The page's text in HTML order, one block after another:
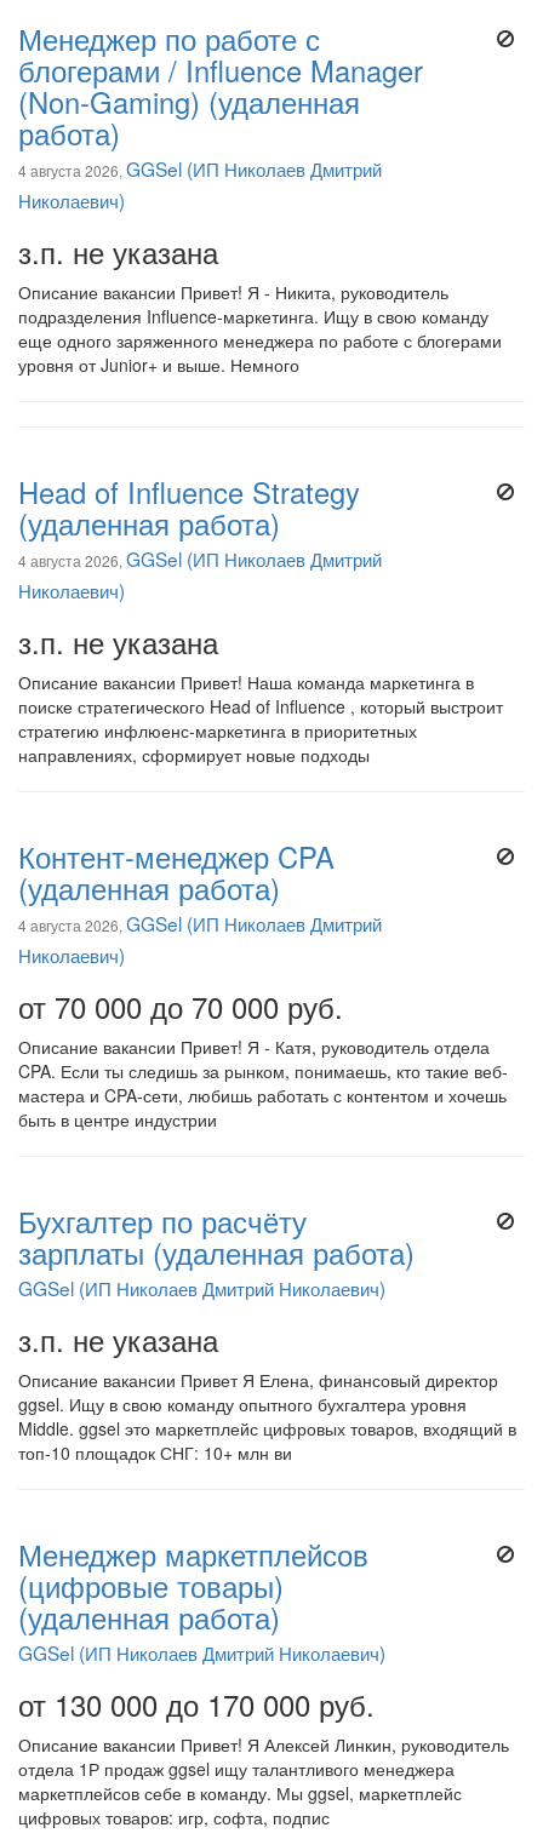
Менеджер по работе с
блогерами / Influence Manager
(Non-Gaming) (удаленная
работа)
4 августа 2026, GGSel (ИП Николаев Дмитрий
Николаевич)
з.п. не указана
Описание вакансии Привет! Я - Никита, руководитель
подразделения Influence-маркетинга. Ищу в свою команду
еще одного заряженного менеджера по работе с блогерами
уровня от Junior+ и выше. Немного
Head of Influence Strategy
(удаленная работа)
4 августа 2026, GGSel (ИП Николаев Дмитрий
Николаевич)
з.п. не указана
Описание вакансии Привет! Наша команда маркетинга в
поиске стратегического Head of Influence , который выстроит
стратегию инфлюенс-маркетинга в приоритетных
направлениях, сформирует новые подходы
Контент-менеджер CPA
(удаленная работа)
4 августа 2026, GGSel (ИП Николаев Дмитрий
Николаевич)
от 70 000 до 70 000 руб.
Описание вакансии Привет! Я - Катя, руководитель отдела
CPA. Если ты следишь за рынком, понимаешь, кто такие веб-
мастера и CPA-сети, любишь работать с контентом и хочешь
быть в центре индустрии
Бухгалтер по расчёту
зарплаты (удаленная работа)
GGSel (ИП Николаев Дмитрий Николаевич)
з.п. не указана
Описание вакансии Привет Я Елена, финансовый директор
ggsel. Ищу в свою команду опытного бухгалтера уровня
Middle. ggsel это маркетплейс цифровых товаров, входящий в
топ-10 площадок СНГ: 10+ млн ви
Менеджер маркетплейсов
(цифровые товары)
(удаленная работа)
GGSel (ИП Николаев Дмитрий Николаевич)
от 130 000 до 170 000 руб.
Описание вакансии Привет! Я Алексей Линкин, руководитель
отдела 1Р продаж ggsel ищу талантливого менеджера
маркетплейсов себе в команду. Мы ggsel, маркетплейс
цифровых товаров: игр, софта, подпис